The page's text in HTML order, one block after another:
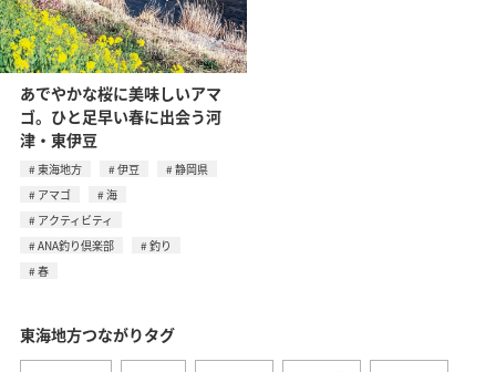
あでやかな桜に美味しいアマ
ゴ。ひと足早い春に出会う河
津・東伊豆
東海地方 伊豆
静岡県
アマゴ
海
アクティビティ
ANA釣り倶楽部
釣り
春
東海地方つながりタグ